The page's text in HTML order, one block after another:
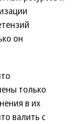
он
только
в их
валить с